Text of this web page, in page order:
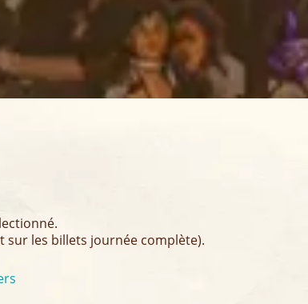
sur les billets journée complète).